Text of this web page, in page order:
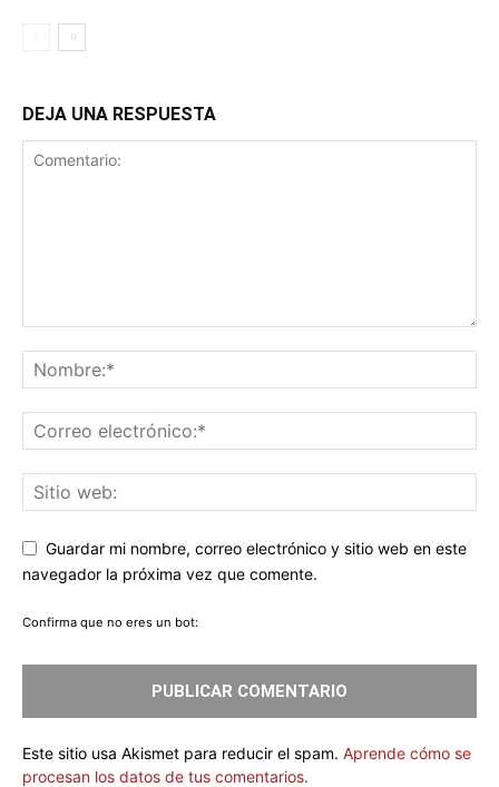
DEJA UNA RESPUESTA
Guardar mi nombre, correo electrónico y sitio web en este
navegador la próxima vez que comente.
Confirma que no eres un bot:
Este sitio usa Akismet para reducir el spam. Aprende cómo se
procesan los datos de tus comentarios.